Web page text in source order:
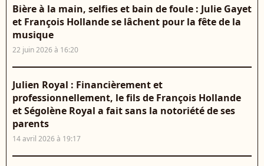
Bière à la main, selfies et bain de foule : Julie Gayet
et François Hollande se lâchent pour la fête de la
musique
22 juin 2026 à 16:20
Julien Royal : Financièrement et
professionnellement, le fils de François Hollande
et Ségolène Royal a fait sans la notoriété de ses
parents
14 avril 2026 à 19:17